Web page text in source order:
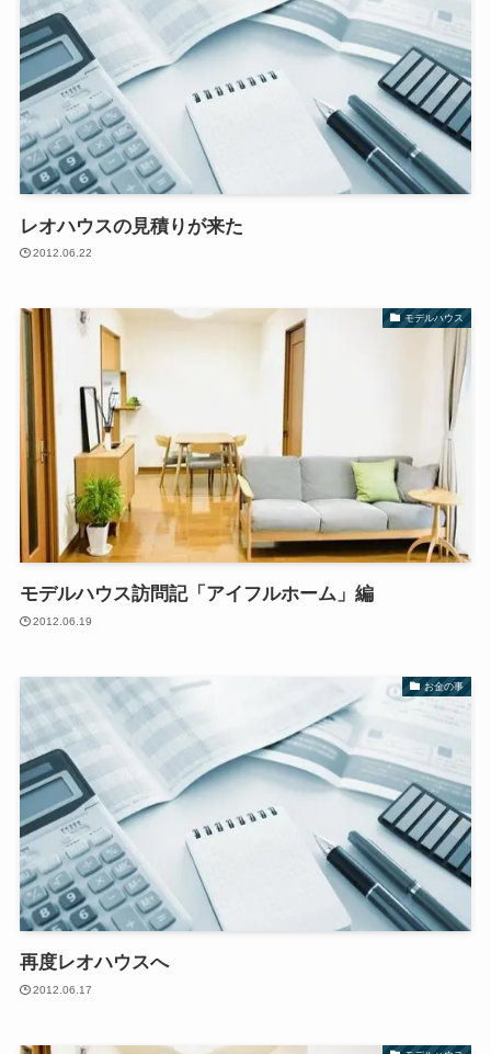
レオハウスの見積りが来た
2012.06.22
モデルハウス
モデルハウス訪問記「アイフルホーム」編
2012.06.19
お金の事
再度レオハウスへ
2012.06.17